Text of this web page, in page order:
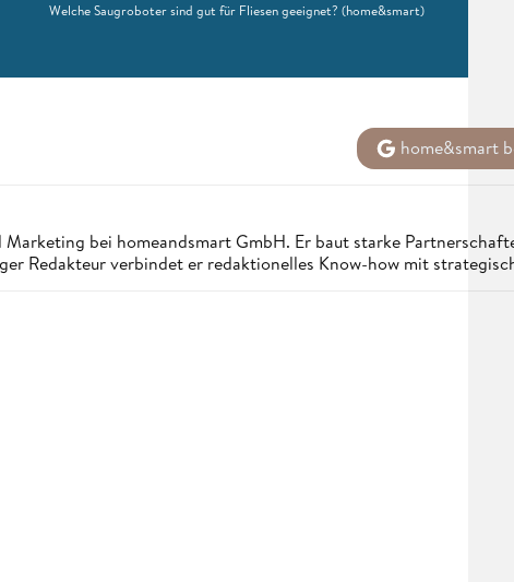
Welche Saugroboter sind gut für Fliesen geeignet? (home&smart)
home&smart
bei homeandsmart GmbH. Er baut starke
Redakteur verbindet er redaktionelles Know-how mit